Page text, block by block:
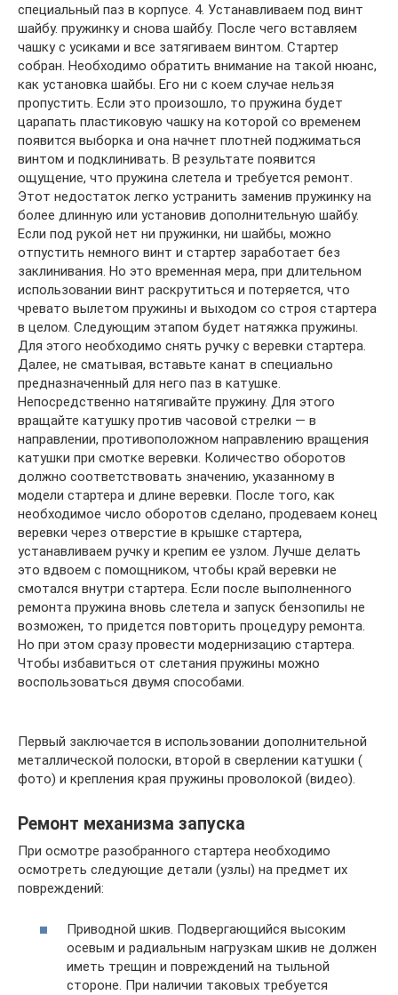
специальный паз в корпусе. 4. Устанавливаем под винт
шайбу. пружинку и снова шайбу. После чего вставляем
чашку с усиками и все затягиваем винтом. Стартер
собран. Необходимо обратить внимание на такой нюанс,
как установка шайбы. Его ни с коем случае нельзя
пропустить. Если это произошло, то пружина будет
царапать пластиковую чашку на которой со временем
появится выборка и она начнет плотней поджиматься
винтом и подклинивать. В результате появится
ощущение, что пружина слетела и требуется ремонт.
Этот недостаток легко устранить заменив пружинку на
более длинную или установив дополнительную шайбу.
Если под рукой нет ни пружинки, ни шайбы, можно
отпустить немного винт и стартер заработает без
заклинивания. Но это временная мера, при длительном
использовании винт раскрутиться и потеряется, что
чревато вылетом пружины и выходом со строя стартера
в целом. Следующим этапом будет натяжка пружины.
Для этого необходимо снять ручку с веревки стартера.
Далее, не сматывая, вставьте канат в специально
предназначенный для него паз в катушке.
Непосредственно натягивайте пружину. Для этого
вращайте катушку против часовой стрелки — в
направлении, противоположном направлению вращения
катушки при смотке веревки. Количество оборотов
должно соответствовать значению, указанному в
модели стартера и длине веревки. После того, как
необходимое число оборотов сделано, продеваем конец
веревки через отверстие в крышке стартера,
устанавливаем ручку и крепим ее узлом. Лучше делать
это вдвоем с помощником, чтобы край веревки не
смотался внутри стартера. Если после выполненного
ремонта пружина вновь слетела и запуск бензопилы не
возможен, то придется повторить процедуру ремонта.
Но при этом сразу провести модернизацию стартера.
Чтобы избавиться от слетания пружины можно
воспользоваться двумя способами.
Первый заключается в использовании дополнительной
металлической полоски, второй в сверлении катушки (
фото) и крепления края пружины проволокой (видео).
Ремонт механизма запуска
При осмотре разобранного стартера необходимо
осмотреть следующие детали (узлы) на предмет их
повреждений:
Приводной шкив. Подвергающийся высоким
осевым и радиальным нагрузкам шкив не должен
иметь трещин и повреждений на тыльной
стороне. При наличии таковых требуется